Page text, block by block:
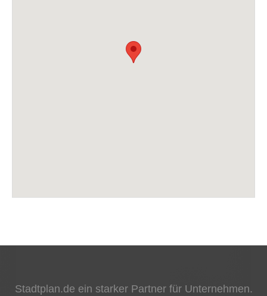
Stadtplan.de ein starker Partner für Unternehmen.